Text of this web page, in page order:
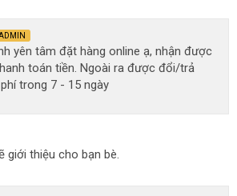
yên tâm đặt hàng online ạ, nhận được
toán tiền. Ngoài ra được đổi/trả
trong 7 - 15 ngày
giới thiệu cho bạn bè.